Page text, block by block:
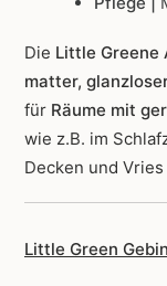
Die Little Greene
matter,
für Räume mit
wie z.B. im
Decken und
Little Green